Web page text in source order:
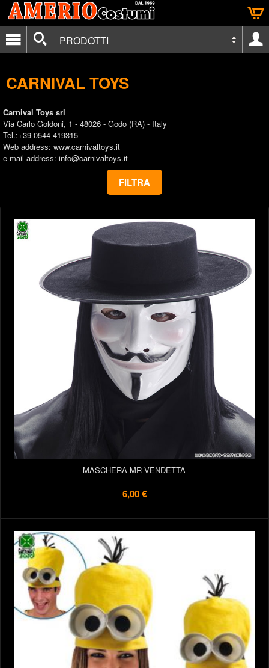
PRODOTTI
CARNIVAL TOYS
Carnival Toys srl
Via Carlo Goldoni, 1 - 48026 - Godo (RA) - Italy
Tel.:+39 0544 419315
Web address: www.carnivaltoys.it
e-mail address: info@carnivaltoys.it
FILTRA
MASCHERA MR VENDETTA
6,00 €